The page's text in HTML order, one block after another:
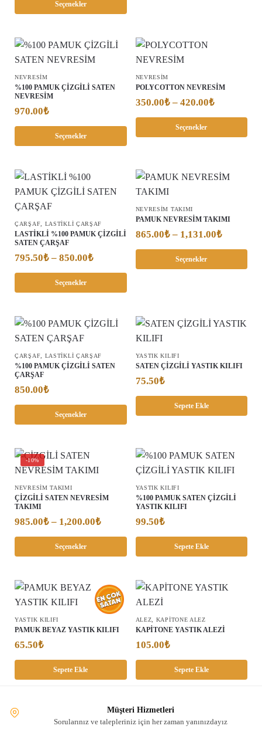
Seçenekler
NEVRESIM
%100 PAMUK ÇİZGİLİ SATEN
NEVRESİM
970.00₺
Seçenekler
NEVRESIM
POLYCOTTON NEVRESİM
350.00₺ – 420.00₺
Seçenekler
ÇARŞAF LASTİKLİ ÇARŞAF
LASTİKLİ %100 PAMUK ÇİZGİLİ
SATEN ÇARŞAF
795.50₺ – 850.00₺
Seçenekler
NEVRESİM TAKIMI
PAMUK NEVRESİM TAKIMI
865.00₺ – 1,131.00₺
Seçenekler
ÇARŞAF LASTİKLİ ÇARŞAF
%100 PAMUK ÇİZGİLİ SATEN
ÇARŞAF
850.00₺
Seçenekler
YASTIK KILIFI
SATEN ÇİZGİLİ YASTIK KILIFI
75.50₺
Sepete Ekle
-10%
NEVRESİM TAKIMI
ÇİZGİLİ SATEN NEVRESİM
TAKIMI
985.00₺ – 1,200.00₺
Seçenekler
YASTIK KILIFI
%100 PAMUK SATEN ÇİZGİLİ
YASTIK KILIFI
99.50₺
Sepete Ekle
YASTIK KILIFI
PAMUK BEYAZ YASTIK KILIFI
65.50₺
Sepete Ekle
ALEZ KAPITONE ALEZ
KAPİTONE YASTIK ALEZİ
105.00₺
Sepete Ekle
Müşteri Hizmetleri
Sorularınız ve talepleriniz için her zaman yanınızdayız